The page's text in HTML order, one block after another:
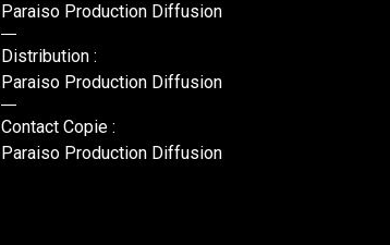
Paraiso Production Diffusion
Distribution :
Paraiso Production Diffusion
Contact Copie :
Paraiso Production Diffusion